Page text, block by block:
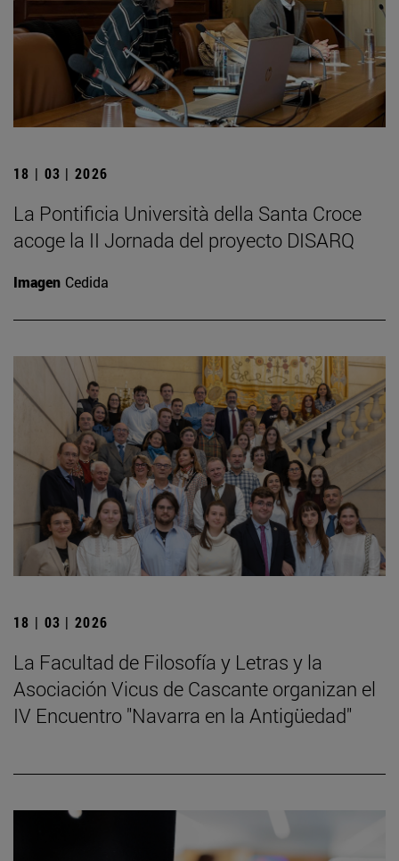
18 | 03 | 2026
La Pontificia Università della Santa Croce
acoge la II Jornada del proyecto DISARQ
Imagen Cedida
18 | 03 | 2026
La Facultad de Filosofía y Letras y la
Asociación Vicus de Cascante organizan el
IV Encuentro "Navarra en la Antigüedad"